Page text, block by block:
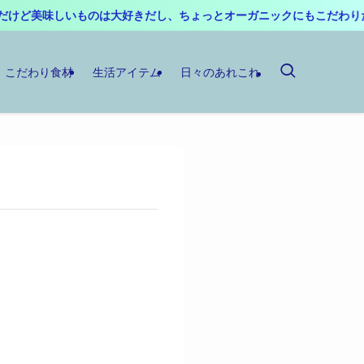
美味しいものは大好きだし、ちょっとオーガニックにもこだわり
こだわり食材 生活アイテム 日々のあれこれ